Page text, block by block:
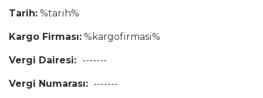
Tarih: %tarih%
Kargo Firması: %kargofirmasi%
Vergi Dairesi: -------
Vergi Numarası: -------